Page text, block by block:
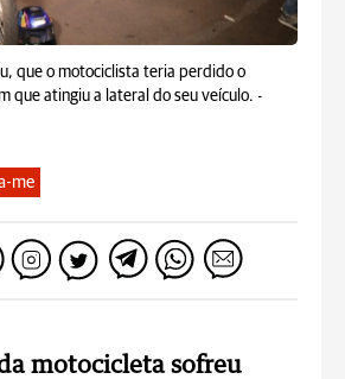
que o motociclista teria perdido o
que atingiu a lateral do seu veículo. -
me
motocicleta sofreu